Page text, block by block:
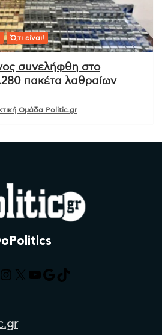
Ό,τι είναι!
συνελήφθη στο
πακέτα λαθραίων
Ομάδα Politic.gr
Instagram
X YouTube
Google
TikTok